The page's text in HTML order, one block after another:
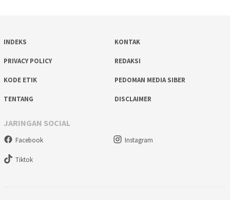
INDEKS KONTAK
PRIVACY POLICY REDAKSI
KODE ETIK PEDOMAN MEDIA SIBER
TENTANG DISCLAIMER
JARINGAN SOCIAL
Facebook Instagram
Tiktok